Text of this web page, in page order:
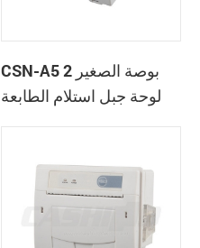
CSN-A5 2 بوصة الصغير
لوحة جبل استلام الطابعة